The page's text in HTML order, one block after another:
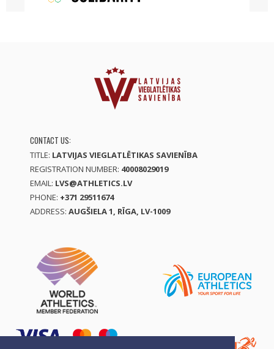
CONTACT US:
TITLE: LATVIJAS VIEGLATLĒTIKAS SAVIENĪBA
REGISTRATION NUMBER: 40008029019
EMAIL: LVS@ATHLETICS.LV
PHONE: +371 29511674
ADDRESS: AUGŠIELA 1, RĪGA, LV-1009